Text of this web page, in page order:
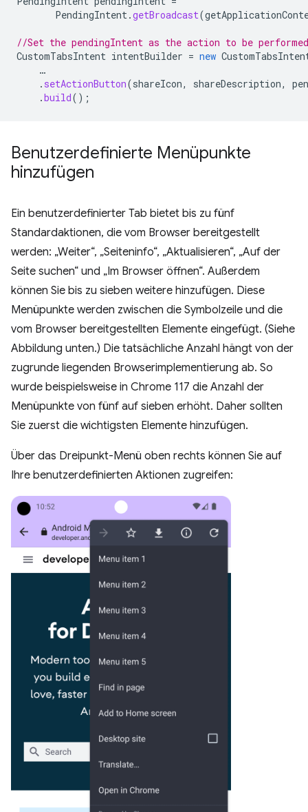
PendingIntent.getBroadcast(
//Set the pendingIntent as the action to be
CustomTabsIntent intentBuilder = new
…
. setActionButton(shareIcon, shareDescription,
.build();
Benutzerdefinierte Menüpunkte
hinzufügen
Ein benutzerdefinierter Tab bietet bis zu fünf
Standardaktionen, die vom Browser bereitgestellt
werden: „Weiter“, „Seiteninfo“, „Aktualisieren“, „Auf der
Seite suchen“ und „Im Browser öffnen“. Außerdem
können Sie bis zu sieben weitere hinzufügen. Diese
Menüpunkte werden zwischen die Symbolzeile und die
vom Browser bereitgestellten Elemente eingefügt. (Siehe
Abbildung unten.) Die tatsächliche Anzahl hängt von der
zugrunde liegenden Browserimplementierung ab. So
wurde beispielsweise in Chrome 117 die Anzahl der
Menüpunkte von fünf auf sieben erhöht. Daher sollten
Sie zuerst die wichtigsten Elemente hinzufügen.
Über das Dreipunkt-Menü oben rechts können Sie auf
Ihre benutzerdefinierten Aktionen zugreifen: